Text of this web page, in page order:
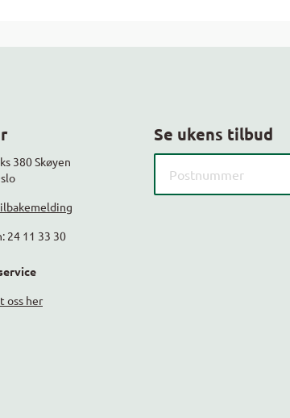
380 Skøyen
24 11 33 30
oss her
Se ukens tilbud